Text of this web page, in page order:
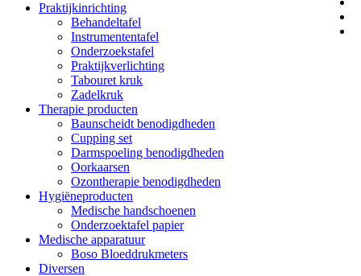
Praktijkinrichting
Behandeltafel
Instrumententafel
Onderzoekstafel
Praktijkverlichting
Tabouret kruk
Zadelkruk
Therapie producten
Baunscheidt benodigdheden
Cupping set
Darmspoeling benodigdheden
Oorkaarsen
Ozontherapie benodigdheden
Hygiëneproducten
Medische handschoenen
Onderzoektafel papier
Medische apparatuur
Boso Bloeddrukmeters
Diversen